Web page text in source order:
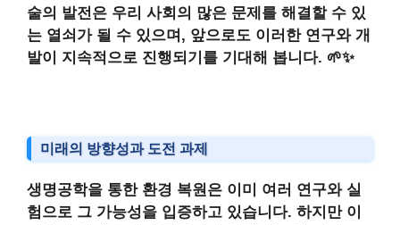
술의 발전은 우리 사회의 많은 문제를 해결할 수 있
는 열쇠 가 될 수 있으며, 앞으로도 이러한 연구와 개
발이 지속적으로 진행되기를 기대해 봅니다. 🌱✨
미래의 방향성과 도전 과제
생명공학을 통한 환경 복원은 이미 여러 연구와 실
험으로 그 가능성을 입증하고 있습니다. 하지만 이